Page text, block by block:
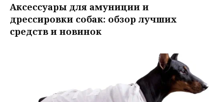
Аксессуары для амуниции и
дрессировки собак: обзор лучших
средств и новинок